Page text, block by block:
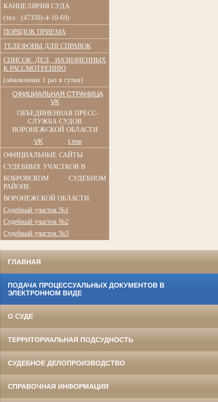
КАНЦЕЛЯРИЯ СУДА
(тел.: (47350)-4-10-69)
ПОРЯДОК ПРИЕМА
ТЕЛЕФОНЫ ДЛЯ СПРАВОК
СПИСОК ДЕЛ, НАЗНАЧЕННЫХ
К РАССМОТРЕНИЮ
(обновление 1 раз в сутки)
ОФИЦИАЛЬНАЯ СТРАНИЦА
VK
ОБЪЕДИНЕННАЯ ПРЕСС-
СЛУЖБА СУДОВ
ВОРОНЕЖСКОЙ ОБЛАСТИ
VK t.me
ОФИЦИАЛЬНЫЕ САЙТЫ
СУДЕБНЫХ УЧАСТКОВ В
БОБРОВСКОМ СУДЕБНОМ
РАЙОНЕ
ВОРОНЕЖСКОЙ ОБЛАСТИ:
Судебный участок №1
Судебный участок №2
Судебный участок №3
ГЛАВНАЯ
ПОДАЧА ПРОЦЕССУАЛЬНЫХ ДОКУМЕНТОВ В
ЭЛЕКТРОННОМ ВИДЕ
О СУДЕ
ТЕРРИТОРИАЛЬНАЯ ПОДСУДНОСТЬ
СУДЕБНОЕ ДЕЛОПРОИЗВОДСТВО
СПРАВОЧНАЯ ИНФОРМАЦИЯ